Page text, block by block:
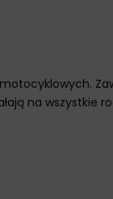
na wszystkie